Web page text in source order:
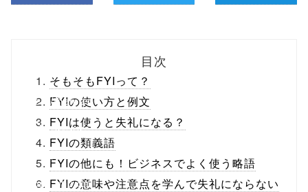
content/themes
/tapbiz_theme/
parts/sns-
buttons.php on
目次
そもそもFYIって？
FYIの使い方と例文
FYIは使うと失礼になる？
FYIの類義語
FYIの他にも！ビジネスでよく使う略語
FYIの意味や注意点を学んで失礼にならない